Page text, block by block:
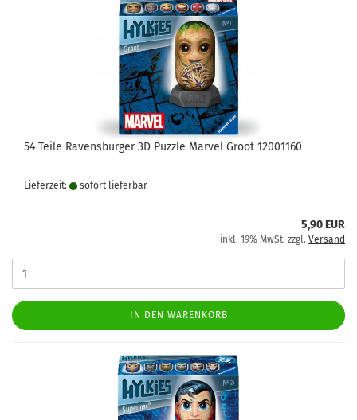
54 Teile Ravensburger 3D Puzzle Marvel Groot 12001160
Lieferzeit: sofort lie­fer­bar
5,90 EUR
inkl. 19% MwSt. zzgl. Versand
IN DEN WARENKORB